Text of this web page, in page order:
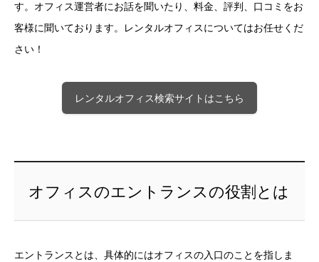
す。オフィス運営者にお話を聞いたり、料金、評判、口コミをお
客様に聞いております。レンタルオフィスについてはお任せくだ
さい！
レンタルオフィス検索サイトはこちら
オフィスのエントランスの役割とは
エントランスとは、具体的にはオフィスの入口のことを指しま